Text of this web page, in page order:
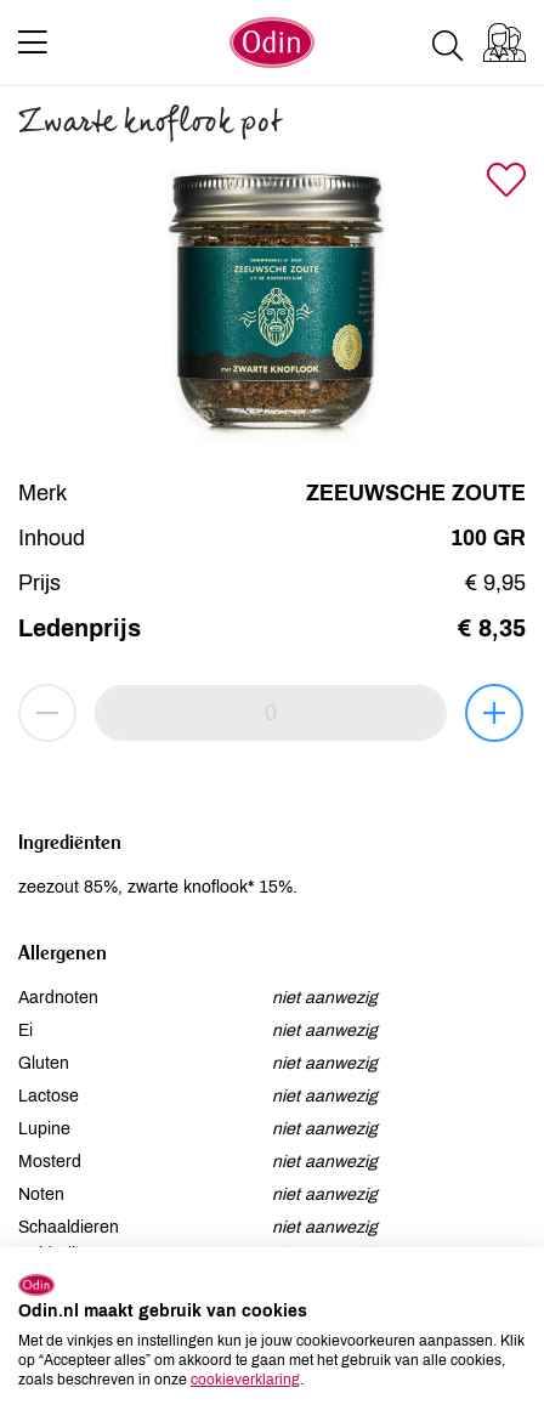
Zwarte knoflook pot
Merk
ZEEUWSCHE ZOUTE
Inhoud
100 GR
Prijs
€ 9,95
Ledenprijs € 8,35
Ingrediënten
zeezout 85%, zwarte knoflook* 15%.
Allergenen
Aardnoten
niet aanwezig
Ei
niet aanwezig
Gluten
niet aanwezig
Lactose
niet aanwezig
Lupine
niet aanwezig
Mosterd
niet aanwezig
Noten
niet aanwezig
Schaaldieren
niet aanwezig
Sesam
Soja
niet aanwezig
Vis
niet aanwezig
Weekdieren
niet aanwezig
Odin.nl maakt gebruik van cookies
Met de vinkjes en instellingen kun je jouw cookievoorkeuren aanpassen. Klik
op “Accepteer alles” om akkoord te gaan met het gebruik van alle cookies,
zoals beschreven in onze cookieverklaring.